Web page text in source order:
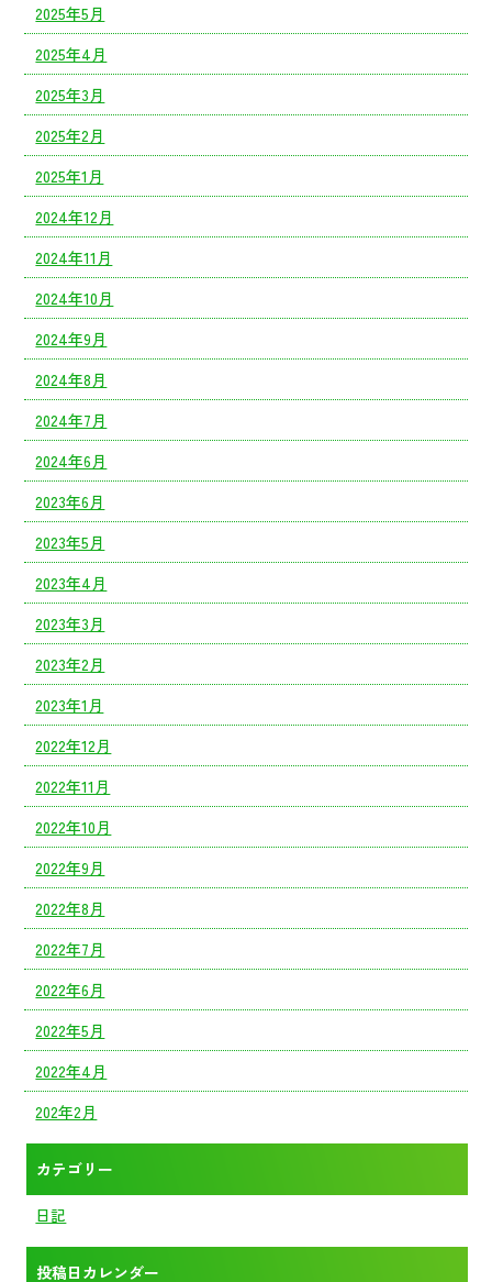
2025年5月
2025年4月
2025年3月
2025年2月
2025年1月
2024年12月
2024年11月
2024年10月
2024年9月
2024年8月
2024年7月
2024年6月
2023年6月
2023年5月
2023年4月
2023年3月
2023年2月
2023年1月
2022年12月
2022年11月
2022年10月
2022年9月
2022年8月
2022年7月
2022年6月
2022年5月
2022年4月
202年2月
カテゴリー
日記
投稿日カレンダー